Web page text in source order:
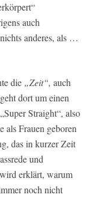
auch
anderes, als …
die „Zeit“, auch
dort um einen
Straight“, also
als Frauen geboren
das in kurzer Zeit
und
wird erklärt, warum
noch nicht